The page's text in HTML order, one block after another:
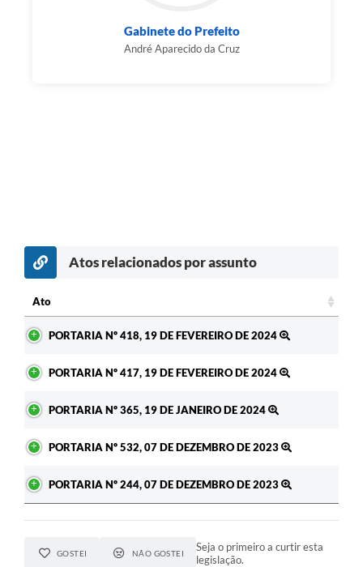
Gabinete do Prefeito
André Aparecido da Cruz
Atos relacionados por assunto
Ato
PORTARIA Nº 418, 19 DE FEVEREIRO DE 2024
PORTARIA Nº 417, 19 DE FEVEREIRO DE 2024
PORTARIA Nº 365, 19 DE JANEIRO DE 2024
PORTARIA Nº 532, 07 DE DEZEMBRO DE 2023
PORTARIA Nº 244, 07 DE DEZEMBRO DE 2023
GOSTEI NÃO GOSTEI
Seja o primeiro a curtir esta
legislação.